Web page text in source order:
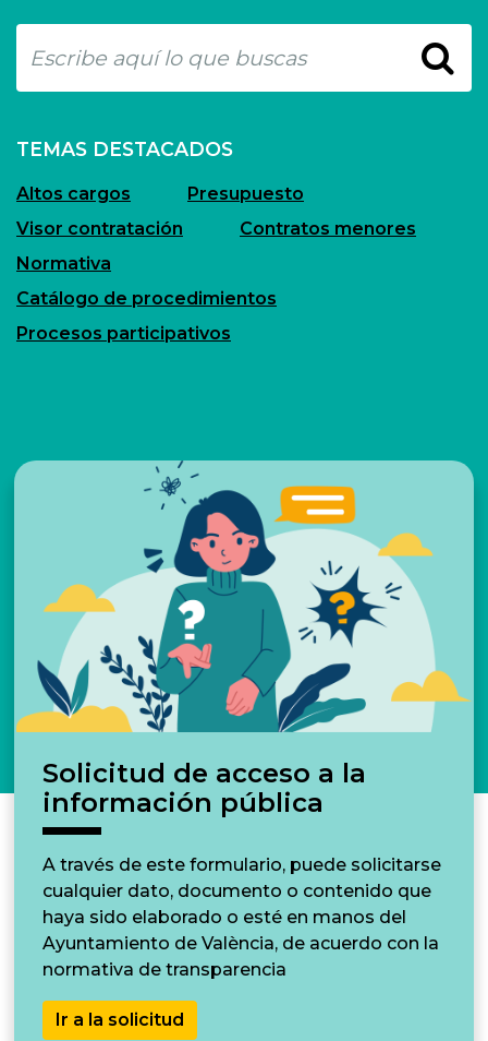
TEMAS DESTACADOS
Altos cargos
Presupuesto
Visor contratación
Contratos menores
Normativa
Catálogo de procedimientos
Procesos participativos
Solicitud de acceso a la
información pública
A través de este formulario, puede solicitarse
cualquier dato, documento o contenido que
haya sido elaborado o esté en manos del
Ayuntamiento de València, de acuerdo con la
normativa de transparencia
Ir a la solicitud